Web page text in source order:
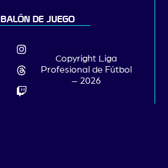
BALÓN DE JUEGO
Copyright Liga
Profesional de Fútbol
– 2026